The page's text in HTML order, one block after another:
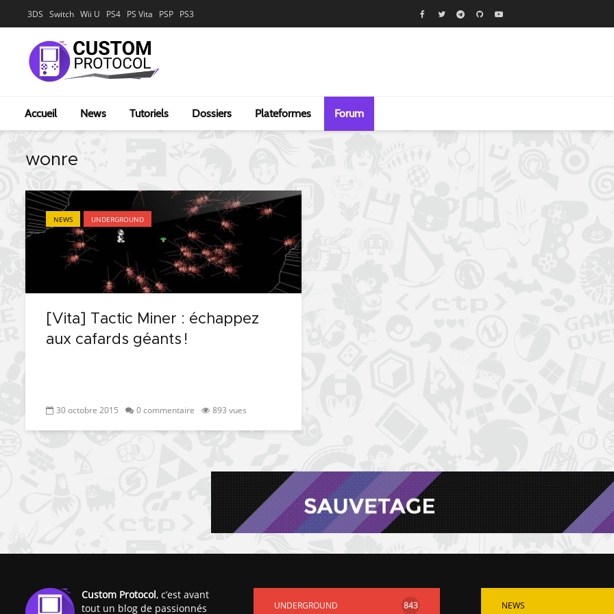
3DS Switch Wii U PS4 PS Vita PSP PS3
Accueil News Tutoriels Dossiers Plateformes Forum
wonre
NEWS UNDERGROUND
[Vita] Tactic Miner : échappez
aux cafards géants !
30 octobre 2015 0 commentaire 893 vues
Custom Protocol, c’est avant
tout un blog de passionnés
UNDERGROUND 843 NEWS